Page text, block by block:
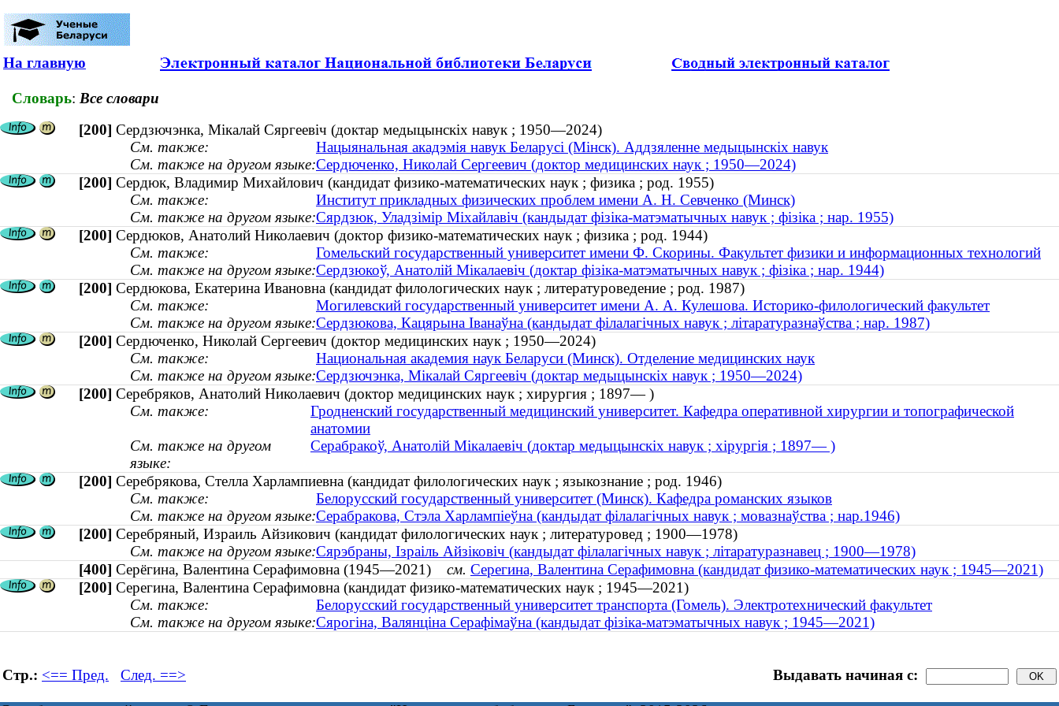
На главную
Словарь: Все словари
[200] Сердзючэнка, Мікалай Сяргеевіч (доктар медыцынскіх навук ; 1950—2024)
См. также:
Нацыянальная акадэмія навук Беларусі (Мінск). Аддзяленне медыцынскіх навук
См. также на другом языке:Сердюченко, Николай Сергеевич (доктор медицинских наук ; 1950—2024)
[200] Сердюк, Владимир Михайлович (кандидат физико-математических наук ; физика ; род. 1955)
См. также:
Институт прикладных физических проблем имени А. Н. Севченко (Минск)
См. также на другом языке:Сярдзюк, Уладзімір Міхайлавіч (кандыдат фізіка-матэматычных навук ; фізіка ; нар. 1955)
[200] Сердюков, Анатолий Николаевич (доктор физико-математических наук ; физика ; род. 1944)
См. также:
Гомельский государственный университет имени Ф. Скорины. Факультет физики и информационных технологий
См. также на другом языке:Сердзюкоў, Анатолій Мікалаевіч (доктар фізіка-матэматычных навук ; фізіка ; нар. 1944)
[200] Сердюкова, Екатерина Ивановна (кандидат филологических наук ; литературоведение ; род. 1987)
См. также:
Могилевский государственный университет имени А. А. Кулешова. Историко-филологический факультет
См. также на другом языке:Сердзюкова, Кацярына Іванаўна (кандыдат філалагічных навук ; літаратуразнаўства ; нар. 1987)
[200] Сердюченко, Николай Сергеевич (доктор медицинских наук ; 1950—2024)
См. также:
Национальная академия наук Беларуси (Минск). Отделение медицинских наук
См. также на другом языке:Сердзючэнка, Мікалай Сяргеевіч (доктар медыцынскіх навук ; 1950—2024)
[200] Серебряков, Анатолий Николаевич (доктор медицинских наук ; хирургия ; 1897— )
См. также:
Гродненский государственный медицинский университет. Кафедра оперативной хирургии и топографической
анатомии
См. также на другом
языке:
Серабракоў, Анатолій Мікалаевіч (доктар медыцынскіх навук ; хірургія ; 1897— )
[200] Серебрякова, Стелла Харлампиевна (кандидат филологических наук ; языкознание ; род. 1946)
См. также:
Белорусский государственный университет (Минск). Кафедра романских языков
См. также на другом языке:Серабракова, Стэла Харлампіеўна (кандыдат філалагічных навук ; мовазнаўства ; нар.1946)
[200] Серебряный, Израиль Айзикович (кандидат филологических наук ; литературовед ; 1900—1978)
См. также на другом языке:Сярэбраны, Ізраіль Айзіковіч (кандыдат філалагічных навук ; літаратуразнавец ; 1900—1978)
[400] Серёгина, Валентина Серафимовна (1945—2021) см. Серегина, Валентина Серафимовна (кандидат физико-математических наук ; 1945—2021)
[200] Серегина, Валентина Серафимовна (кандидат физико-математических наук ; 1945—2021)
См. также:
Белорусский государственный университет транспорта (Гомель). Электротехнический факультет
См. также на другом языке:Сярогіна, Валянціна Серафімаўна (кандыдат фізіка-матэматычных навук ; 1945—2021)
Стр.: <== Пред. След. ==> Выдавать начиная с: